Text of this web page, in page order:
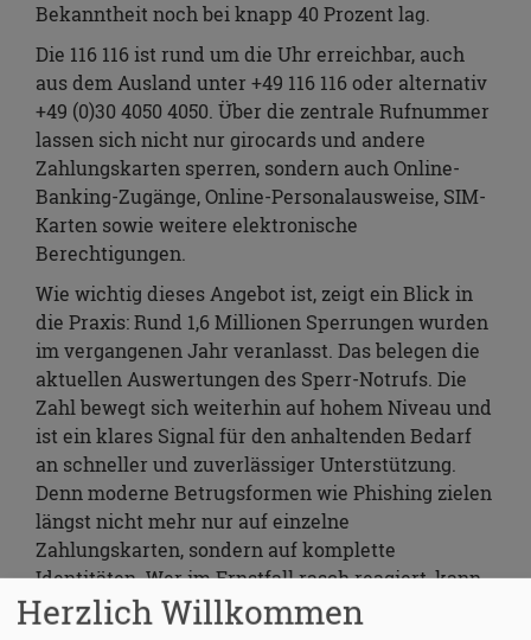
Bekanntheit noch bei knapp 40 Prozent lag.
Die 116 116 ist rund um die Uhr erreichbar, auch
aus dem Ausland unter +49 116 116 oder alternativ
+49 (0)30 4050 4050. Über die zentrale Rufnummer
lassen sich nicht nur girocards und andere
Zahlungskarten sperren, sondern auch Online-
Banking-Zugänge, Online-Personalausweise, SIM-
Karten sowie weitere elektronische
Berechtigungen.
Wie wichtig dieses Angebot ist, zeigt ein Blick in
die Praxis: Rund 1,6 Millionen Sperrungen wurden
im vergangenen Jahr veranlasst. Das belegen die
aktuellen Auswertungen des Sperr-Notrufs. Die
Zahl bewegt sich weiterhin auf hohem Niveau und
ist ein klares Signal für den anhaltenden Bedarf
an schneller und zuverlässiger Unterstützung.
Denn moderne Betrugsformen wie Phishing zielen
längst nicht mehr nur auf einzelne
Zahlungskarten, sondern auf komplette
Identitäten. Wer im Ernstfall rasch reagiert, kann
finanzielle Schäden begrenzen und persönliche
Herzlich Willkommen